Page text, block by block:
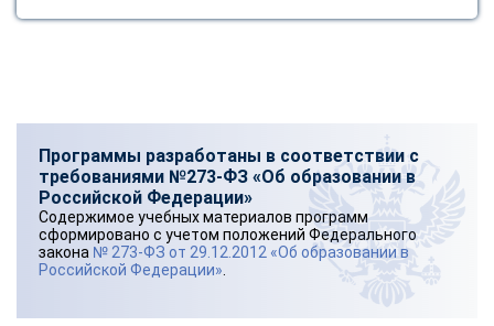
Программы разработаны в соответствии с
требованиями №273-ФЗ «Об образовании в
Российской Федерации»
Содержимое учебных материалов программ
сформировано с учетом положений Федерального
закона № 273-ФЗ от 29.12.2012 «Об образовании в
Российской Федерации»